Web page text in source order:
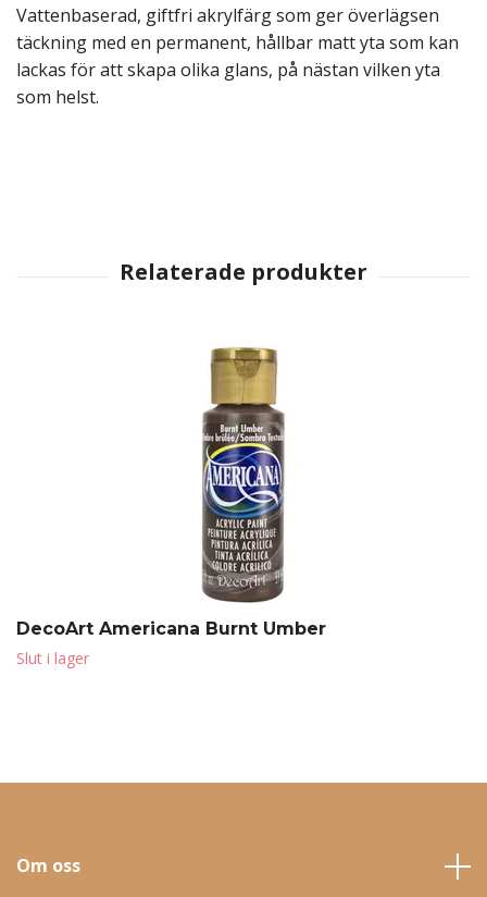
Vattenbaserad, giftfri akrylfärg som ger överlägsen
täckning med en permanent, hållbar matt yta som kan
lackas för att skapa olika glans, på nästan vilken yta
som helst.
DecoArt Americana Burnt Umber
Slut i lager
Om oss